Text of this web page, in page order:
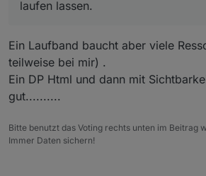
laufen lassen.
Ein Laufband baucht aber viele
teilweise bei mir) .
Ein DP Html und dann mit
gut..........
Bitte benutzt das Voting rechts unten im Beitrag
Immer Daten sichern!